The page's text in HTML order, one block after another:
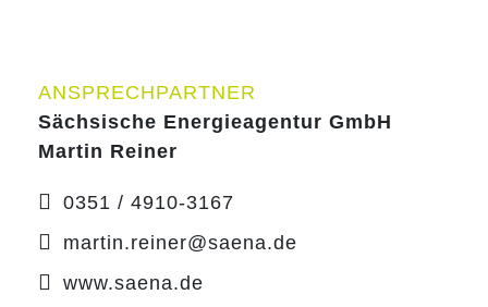
ANSPRECHPARTNER
Sächsische Energieagentur GmbH
Martin Reiner
0351 / 4910-3167
martin.reiner@saena.de
www.saena.de